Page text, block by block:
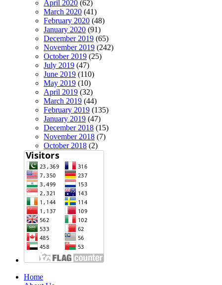
April 2020 (62)
March 2020 (41)
February 2020 (48)
January 2020 (91)
December 2019 (65)
November 2019 (242)
October 2019 (25)
July 2019 (47)
June 2019 (110)
May 2019 (10)
April 2019 (32)
March 2019 (44)
February 2019 (135)
January 2019 (47)
December 2018 (15)
November 2018 (7)
October 2018 (2)
Home